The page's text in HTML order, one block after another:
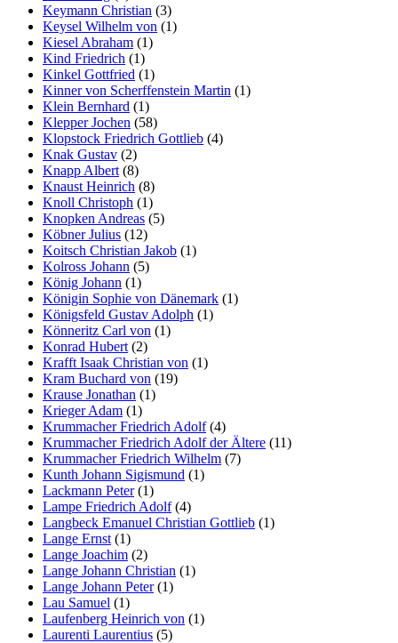
Keymann Christian (3)
Keysel Wilhelm von (1)
Kiesel Abraham (1)
Kind Friedrich (1)
Kinkel Gottfried (1)
Kinner von Scherffenstein Martin (1)
Klein Bernhard (1)
Klepper Jochen (58)
Klopstock Friedrich Gottlieb (4)
Knak Gustav (2)
Knapp Albert (8)
Knaust Heinrich (8)
Knoll Christoph (1)
Knopken Andreas (5)
Köbner Julius (12)
Koitsch Christian Jakob (1)
Kolross Johann (5)
König Johann (1)
Königin Sophie von Dänemark (1)
Königsfeld Gustav Adolph (1)
Könneritz Carl von (1)
Konrad Hubert (2)
Krafft Isaak Christian von (1)
Kram Buchard von (19)
Krause Jonathan (1)
Krieger Adam (1)
Krummacher Friedrich Adolf(4)
Krummacher Friedrich Adolf der Ältere (11)
Krummacher Friedrich Wilhelm (7)
Kunth Johann Sigismund (1)
Lackmann Peter(1)
Lampe Friedrich Adolf(4)
Langbeck Emanuel Christian Gottlieb (1)
Lange Ernst (1)
Lange Joachim (2)
Lange Johann Christian (1)
Lange Johann Peter(1)
Lau Samuel (1)
Laufenberg Heinrich von (1)
Laurenti Laurentius (5)